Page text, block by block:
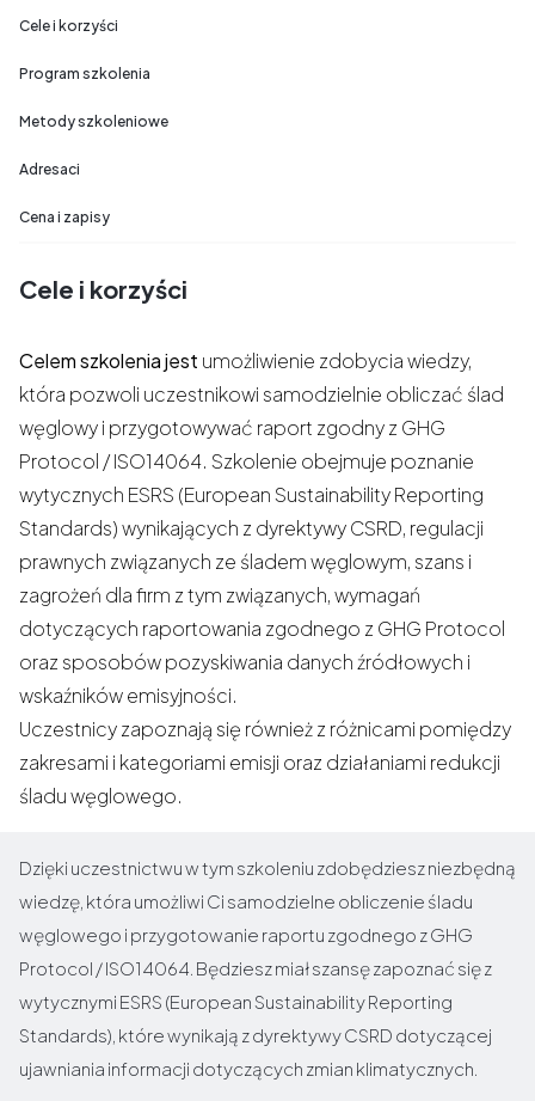
Cele i korzyści
Program szkolenia
Metody szkoleniowe
Adresaci
Cena i zapisy
Cele i korzyści
Celem szkolenia jest umożliwienie zdobycia wiedzy,
która pozwoli uczestnikowi samodzielnie obliczać ślad
węglowy i przygotowywać raport zgodny z GHG
Protocol / ISO14064. Szkolenie obejmuje poznanie
wytycznych ESRS (European Sustainability Reporting
Standards) wynikających z dyrektywy CSRD, regulacji
prawnych związanych ze śladem węglowym, szans i
zagrożeń dla firm z tym związanych, wymagań
dotyczących raportowania zgodnego z GHG Protocol
oraz sposobów pozyskiwania danych źródłowych i
wskaźników emisyjności.
Uczestnicy zapoznają się również z różnicami pomiędzy
zakresami i kategoriami emisji oraz działaniami redukcji
śladu węglowego.
Dzięki uczestnictwu w tym szkoleniu zdobędziesz niezbędną
wiedzę, która umożliwi Ci samodzielne obliczenie śladu
węglowego i przygotowanie raportu zgodnego z GHG
Protocol / ISO14064. Będziesz miał szansę zapoznać się z
wytycznymi ESRS (European Sustainability Reporting
Standards), które wynikają z dyrektywy CSRD dotyczącej
ujawniania informacji dotyczących zmian klimatycznych.